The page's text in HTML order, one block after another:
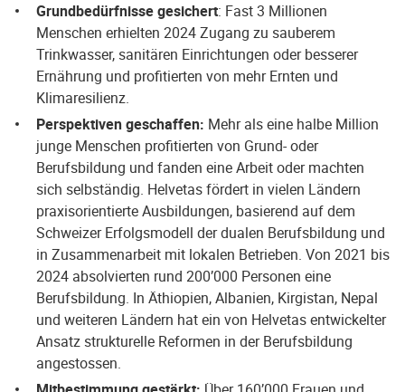
Grundbedürfnisse gesichert: Fast 3 Millionen
Menschen erhielten 2024 Zugang zu sauberem
Trinkwasser, sanitären Einrichtungen oder besserer
Ernährung und profitierten von mehr Ernten und
Klimaresilienz.
Perspektiven geschaffen: Mehr als eine halbe Million
junge Menschen profitierten von Grund- oder
Berufsbildung und fanden eine Arbeit oder machten
sich selbständig. Helvetas fördert in vielen Ländern
praxisorientierte Ausbildungen, basierend auf dem
Schweizer Erfolgsmodell der dualen Berufsbildung und
in Zusammenarbeit mit lokalen Betrieben. Von 2021 bis
2024 absolvierten rund 200’000 Personen eine
Berufsbildung. In Äthiopien, Albanien, Kirgistan, Nepal
und weiteren Ländern hat ein von Helvetas entwickelter
Ansatz strukturelle Reformen in der Berufsbildung
angestossen.